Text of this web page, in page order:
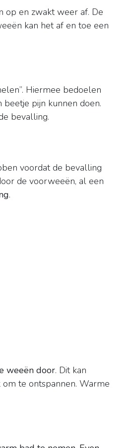
op en zwakt weer af. De
kan het af en toe een
Hiermee bedoelen
pijn kunnen doen.
bevalling.
voordat de bevalling
de voorweeën, al een
.
weeën door. Dit kan
te ontspannen. Warme